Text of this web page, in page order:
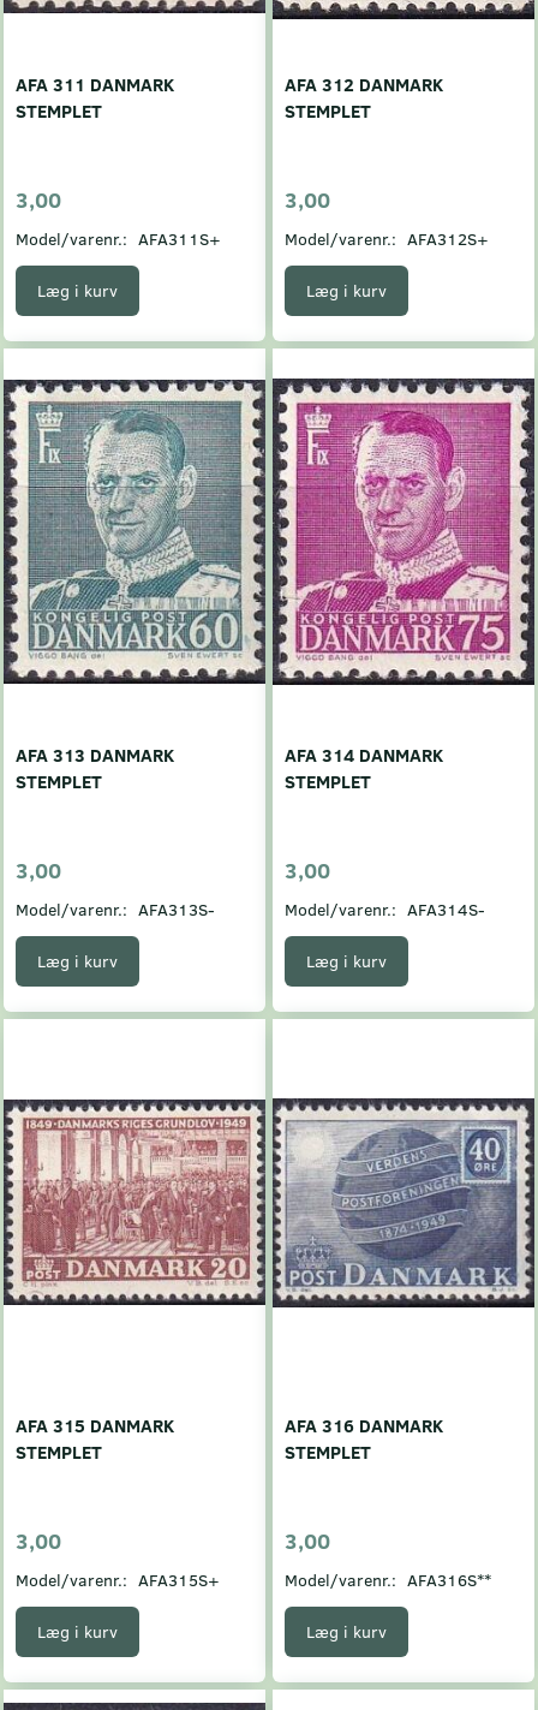
AFA 311 DANMARK
STEMPLET
3,00
Model/varenr.: AFA311S+
Læg i kurv
AFA 312 DANMARK
STEMPLET
3,00
Model/varenr.: AFA312S+
Læg i kurv
AFA 313 DANMARK
STEMPLET
3,00
Model/varenr.: AFA313S-
Læg i kurv
AFA 314 DANMARK
STEMPLET
3,00
Model/varenr.: AFA314S-
Læg i kurv
AFA 315 DANMARK
STEMPLET
3,00
Model/varenr.: AFA315S+
Læg i kurv
AFA 316 DANMARK
STEMPLET
3,00
Model/varenr.: AFA316S**
Læg i kurv